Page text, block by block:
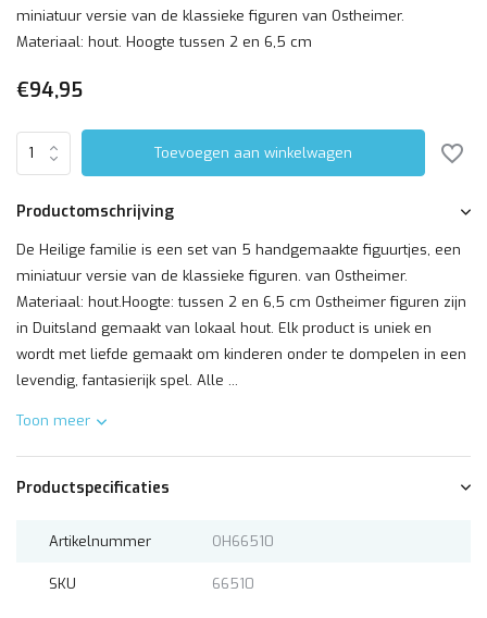
miniatuur versie van de klassieke figuren van Ostheimer.
Materiaal: hout. Hoogte tussen 2 en 6,5 cm
€94,95
Toevoegen aan winkelwagen
Productomschrijving
De Heilige familie is een set van 5 handgemaakte figuurtjes, een
miniatuur versie van de klassieke figuren. van Ostheimer.
Materiaal: hout.Hoogte: tussen 2 en 6,5 cm Ostheimer figuren zijn
in Duitsland gemaakt van lokaal hout. Elk product is uniek en
wordt met liefde gemaakt om kinderen onder te dompelen in een
levendig, fantasierijk spel. Alle ...
Toon meer
Productspecificaties
Artikelnummer OH66510
SKU 66510